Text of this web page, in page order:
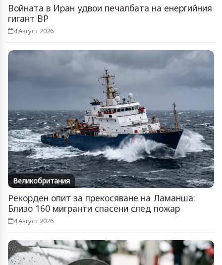
Войната в Иран удвои печалбата на енергийния
гигант BP
4 Август 2026
Великобритания
Рекорден опит за прекосяване на Ламанша:
Близо 160 мигранти спасени след пожар
4 Август 2026